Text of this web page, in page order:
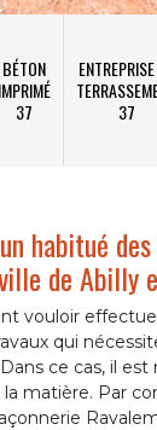
BÉTON
IMPRIMÉ
37
37
habitué
de Abilly
vouloir
qui
ce cas, il est
matière. Par